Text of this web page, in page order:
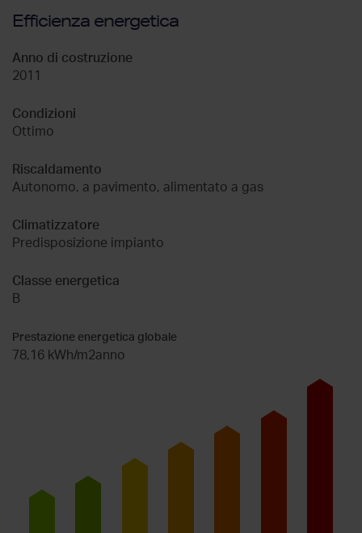
Efficienza energetica
Anno di costruzione
2011
Condizioni
Ottimo
Riscaldamento
Autonomo, a pavimento, alimentato a gas
Climatizzatore
Predisposizione impianto
Classe energetica
B
Prestazione energetica globale
78,16 kWh/m2anno